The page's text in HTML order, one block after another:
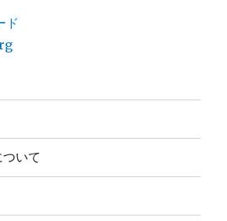
ド
いて